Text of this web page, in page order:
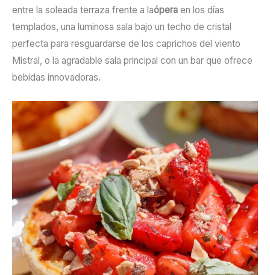
entre la soleada terraza frente a laópera en los días
templados, una luminosa sala bajo un techo de cristal
perfecta para resguardarse de los caprichos del viento
Mistral, o la agradable sala principal con un bar que ofrece
bebidas innovadoras.